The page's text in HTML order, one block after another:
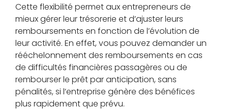
Cette flexibilité permet aux entrepreneurs de
mieux gérer leur trésorerie et d’ajuster leurs
remboursements en fonction de l’évolution de
leur activité. En effet, vous pouvez demander un
rééchelonnement des remboursements en cas
de difficultés financières passagères ou de
rembourser le prêt par anticipation, sans
pénalités, si l’entreprise génère des bénéfices
plus rapidement que prévu.